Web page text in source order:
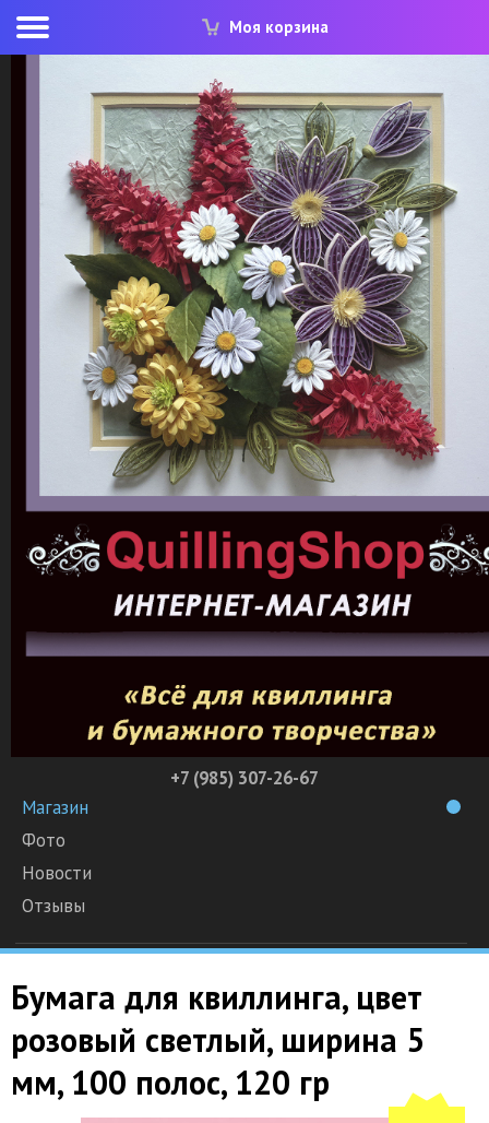
Моя корзина
+7 (985) 307-26-67
Магазин
Фото
Новости
Отзывы
Бумага для квиллинга, цвет
розовый светлый, ширина 5
мм, 100 полос, 120 гр